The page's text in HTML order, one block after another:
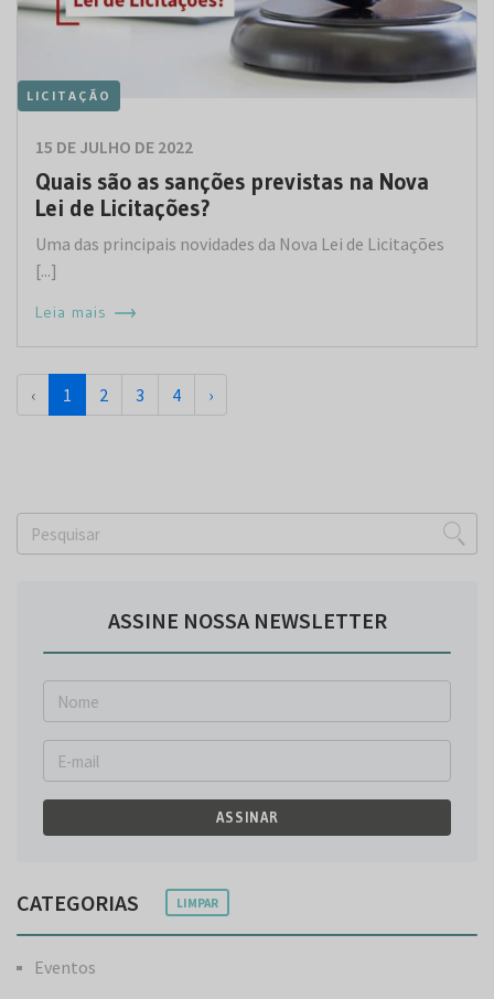
LICITAÇÃO
15 DE JULHO DE 2022
Quais são as sanções previstas na Nova
Lei de Licitações?
Uma das principais novidades da Nova Lei de Licitações
[...]
Leia mais
‹ 1 2 3 4 ›
ASSINE NOSSA NEWSLETTER
ASSINAR
CATEGORIAS LIMPAR
Eventos